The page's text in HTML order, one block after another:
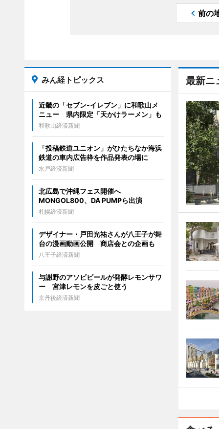
前の
最新ニ
みん経トピックス
近畿の「セブン-イレブン」に和歌山メ
ニュー 県内限定「天かけラーメン」も
和歌山経済新聞
「投稿鉄道ユニオン」がひたちなか海浜
鉄道の車内広告枠を作品発表の場に
水戸経済新聞
北広島で沖縄フェス開催へ
MONGOL800、DA PUMPら出演
札幌経済新聞
デザイナー・戸田光祐さんが八王子が舞
台の漫画動画公開 商店会との企画も
八王子経済新聞
与謝野のアソビビールが発酵レモンサワ
ー 宮津レモンを皮ごと使う
京丹後経済新聞